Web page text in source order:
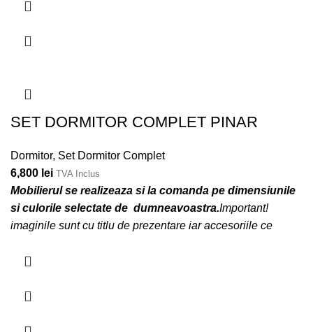
SET DORMITOR COMPLET PINAR
Dormitor, Set Dormitor Complet
6,800 lei TVA Inclus
Mobilierul se realizeaza si la comanda pe dimensiunile
si culorile selectate de dumneavoastra.Important!
imaginile sunt cu titlu de prezentare iar accesoriile ce